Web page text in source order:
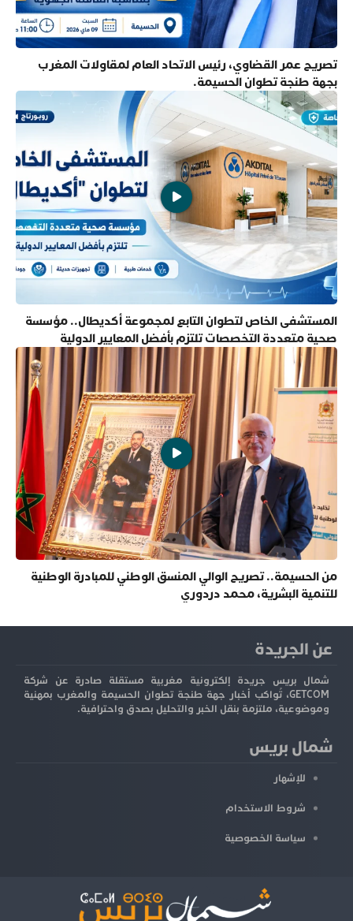
تصريح عمر القضاوي، رئيس الاتحاد العام لمقاولات المغرب
بجهة طنجة تطوان الحسيمة.
المستشفى الخاص لتطوان التابع لمجموعة أكديطال.. مؤسسة
صحية متعددة التخصصات تلتزم بأفضل المعايير الدولية
من الحسيمة.. تصريح الوالي المنسق الوطني للمبادرة الوطنية
للتنمية البشرية، محمد دردوري
عن الجريدة
شمال بريس جريدة إلكترونية مغربية مستقلة صادرة عن شركة
GETCOM، تُواكب أخبار جهة طنجة تطوان الحسيمة والمغرب بمهنية
وموضوعية، ملتزمة بنقل الخبر والتحليل بصدق واحترافية.
شمال بريس
للإشهار
شروط الاستخدام
سياسة الخصوصية